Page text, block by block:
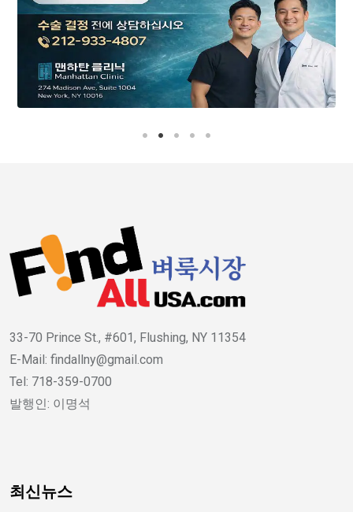
33-70 Prince St., #601, Flushing, NY 11354
E-Mail: findallny@gmail.com
Tel: 718-359-0700
발행인: 이명석
최신뉴스